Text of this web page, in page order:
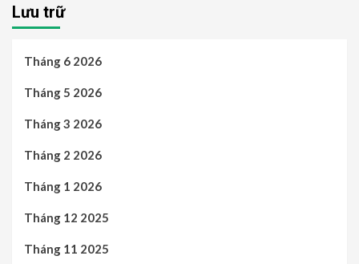
Lưu trữ
Tháng 6 2026
Tháng 5 2026
Tháng 3 2026
Tháng 2 2026
Tháng 1 2026
Tháng 12 2025
Tháng 11 2025